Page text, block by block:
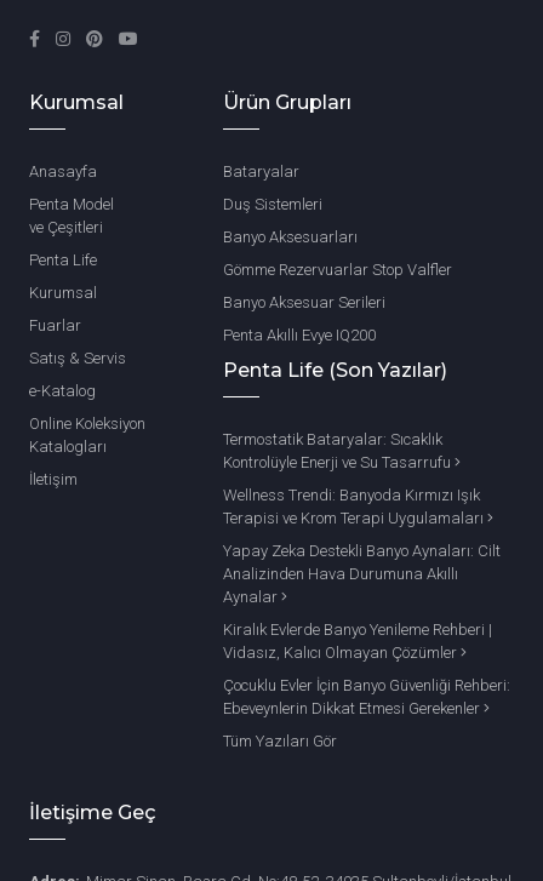
Kurumsal
Anasayfa
Penta Model
ve Çeşitleri
Penta Life
Kurumsal
Fuarlar
Satış & Servis
e-Katalog
Online Koleksiyon
Katalogları
İletişim
Ürün Grupları
Bataryalar
Duş Sistemleri
Banyo Aksesuarları
Gömme Rezervuarlar Stop Valfler
Banyo Aksesuar Serileri
Penta Akıllı Evye IQ200
Penta Life (Son Yazılar)
Termostatik Bataryalar: Sıcaklık
Kontrolüyle Enerji ve Su Tasarrufu
Wellness Trendi: Banyoda Kırmızı Işık
Terapisi ve Krom Terapi Uygulamaları
Yapay Zeka Destekli Banyo Aynaları: Cilt
Analizinden Hava Durumuna Akıllı
Aynalar
Kiralık Evlerde Banyo Yenileme Rehberi |
Vidasız, Kalıcı Olmayan Çözümler
Çocuklu Evler İçin Banyo Güvenliği Rehberi:
Ebeveynlerin Dikkat Etmesi Gerekenler
Tüm Yazıları Gör
İletişime Geç